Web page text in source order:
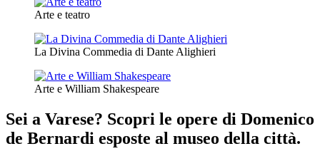
Arte e teatro
La Divina Commedia di Dante Alighieri
Arte e William Shakespeare
Sei a Varese? Scopri le opere di Domenico
de Bernardi esposte al museo della città.